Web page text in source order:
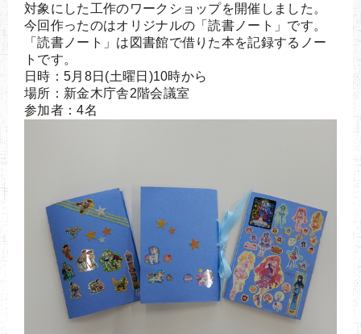
対象にした工作のワークショップを開催しました。
今回作ったのはオリジナルの「読書ノート」です。
「読書ノート」は図書館で借りた本を記録するノー
トです。
日時：5月8日(土曜日)10時から
場所：新金木庁舎2階会議室
参加者：4名